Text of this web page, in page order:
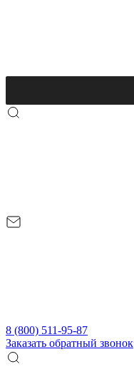
8 (800) 511-95-87
Заказать обратный звонок